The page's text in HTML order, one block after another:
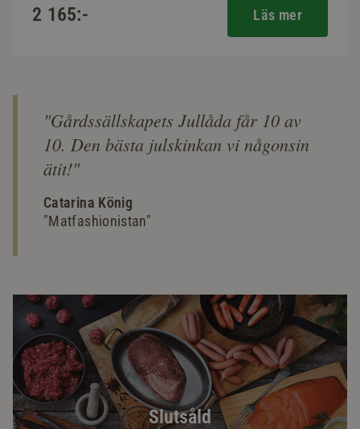
2 165:- Läs mer
"Gårdssällskapets Jullåda får 10 av
10. Den bästa julskinkan vi någonsin
ätit!"
Catarina König
"Matfashionistan"
Slutsåld